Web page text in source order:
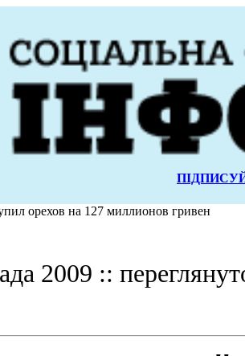
орехов на 127 миллионов гривен
2009 ::